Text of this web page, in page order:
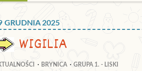
GRUDNIA 2025
WIGILIA
BRYNICA GRUPA 1. - LISKI